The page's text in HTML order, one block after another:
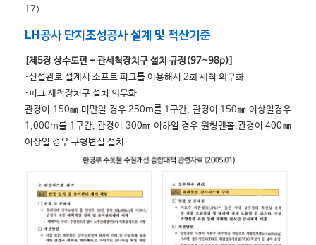
17>
LH공사 단지조성공사 설계 및 적산기준
[제5장 상수도편 - 관세척장치구 설치 규정(97~98p)]
·신설관로 설계시 소프트 피그를 이용해서 2회 세척 의무화
·피그 세척장치구 설치 의무화
관경이 150㎜ 미만일 경우 250m를 1구간, 관경이 150㎜ 이상일경우
1,000m를 1구간, 관경이 300㎜ 이하일 경우 원형맨홀,관경이 400㎜
이상일 경우 구형변실 설치